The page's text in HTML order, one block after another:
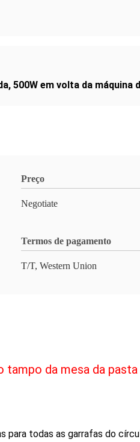
, 500W em volta da
Preço
Negotiate
Termos de pagamento
T/T, Western Union
tampo da mesa da
para todas as garrafas do